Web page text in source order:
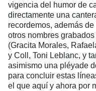
vigencia del humor de
directamente una
recordemos, además
otros nombres
(Gracita Morales,
y Coll, Toni Leblanc, y
asimismo una pléyade
para concluir estas
el que aquí y ahora por